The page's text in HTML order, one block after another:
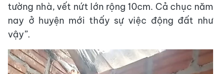
tường nhà, vết nứt lớn rộng 10cm. Cả chục năm
nay ở huyện mới thấy sự việc động đất như
vậy”.